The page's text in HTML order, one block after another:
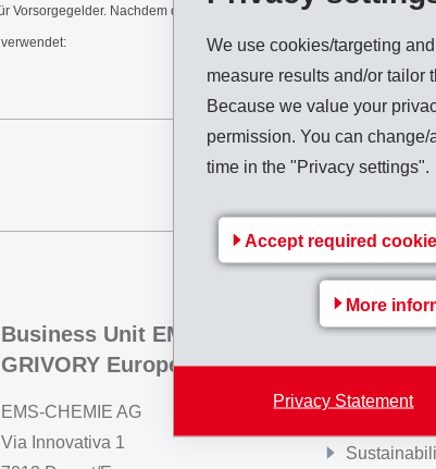
We use cookies/targeting
measure results and/or tailor
Because we value your
permission. You can
time in the "Privacy settings".
Accept required
More
Privacy Statement
Vorsorgegelder. Nachdem den Versicherten und Rentnern bereits im
Back to
Business Unit EMS-
GRIVORY Europe
EMS-CHEMIE AG
Via Innovativa 1
EMS